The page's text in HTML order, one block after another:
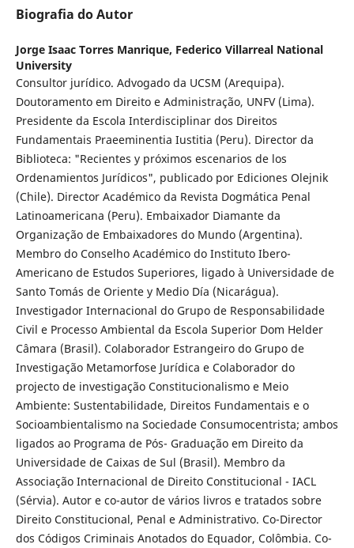
Biografia do Autor
Jorge Isaac Torres Manrique, Federico Villarreal National
University
Consultor jurídico. Advogado da UCSM (Arequipa).
Doutoramento em Direito e Administração, UNFV (Lima).
Presidente da Escola Interdisciplinar dos Direitos
Fundamentais Praeeminentia Iustitia (Peru). Director da
Biblioteca: "Recientes y próximos escenarios de los
Ordenamientos Jurídicos", publicado por Ediciones Olejnik
(Chile). Director Académico da Revista Dogmática Penal
Latinoamericana (Peru). Embaixador Diamante da
Organização de Embaixadores do Mundo (Argentina).
Membro do Conselho Académico do Instituto Ibero-
Americano de Estudos Superiores, ligado à Universidade de
Santo Tomás de Oriente y Medio Día (Nicarágua).
Investigador Internacional do Grupo de Responsabilidade
Civil e Processo Ambiental da Escola Superior Dom Helder
Câmara (Brasil). Colaborador Estrangeiro do Grupo de
Investigação Metamorfose Jurídica e Colaborador do
projecto de investigação Constitucionalismo e Meio
Ambiente: Sustentabilidade, Direitos Fundamentais e o
Socioambientalismo na Sociedade Consumocentrista; ambos
ligados ao Programa de Pós- Graduação em Direito da
Universidade de Caixas de Sul (Brasil). Membro da
Associação Internacional de Direito Constitucional - IACL
(Sérvia). Autor e co-autor de vários livros e tratados sobre
Direito Constitucional, Penal e Administrativo. Co-Director
dos Códigos Criminais Anotados do Equador, Colômbia. Co-